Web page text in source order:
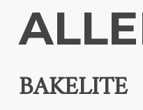
BAKELITE